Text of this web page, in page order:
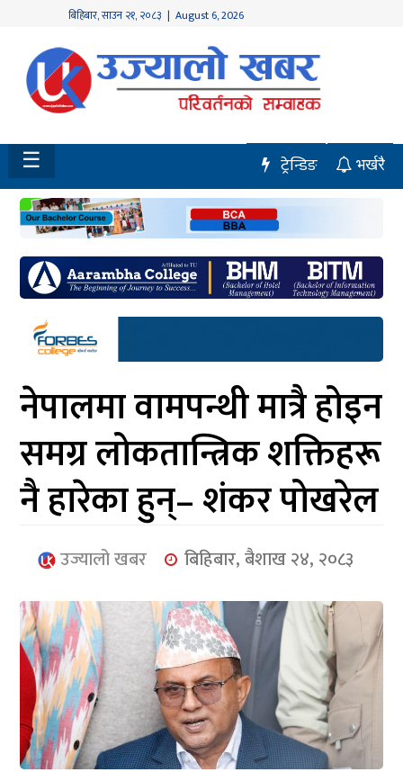
बिहिबार,साउन २१, २०८३ | August 6, 2026
होमपेज
नवलपुर
विशेष
मध्य
नेपाल
चितवन
सेरोफेरो
समाचार
आर्थिक
मनोरञ्जन
खेलकुद
प्रबास
युनिकोड
☰ भर्खरै
ट्रेन्डिङ
नेपालमा वामपन्थी मात्रै होइन
समग्र लोकतान्त्रिक शक्तिहरू
नै हारेका हुन्– शंकर पोखरेल
उज्यालो खबर बिहिबार, बैशाख २४, २०८३